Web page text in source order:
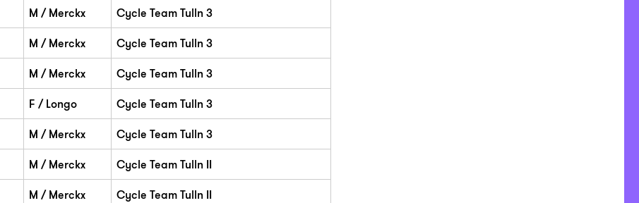
M / Merckx Cycle Team Tulln 3
M / Merckx Cycle Team Tulln 3
M / Merckx Cycle Team Tulln 3
F / Longo Cycle Team Tulln 3
M / Merckx Cycle Team Tulln 3
M / Merckx Cycle Team Tulln II
M / Merckx Cycle Team Tulln II